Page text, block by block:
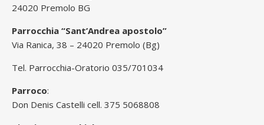
24020 Premolo BG
Parrocchia “Sant’Andrea apostolo”
Via Ranica, 38 – 24020 Premolo (Bg)
Tel. Parrocchia-Oratorio 035/701034
Parroco:
Don Denis Castelli cell. 375 5068808